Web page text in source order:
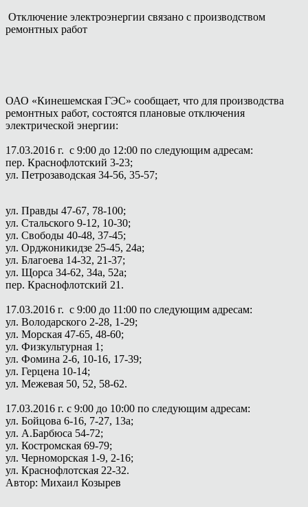
Отключение электроэнергии связано с производством
ремонтных работ
ОАО «Кинешемская ГЭС» сообщает, что для производства
ремонтных работ, состоятся плановые отключения
электрической энергии:
17.03.2016 г. с 9:00 до 12:00 по следующим адресам:
пер. Краснофлотский 3-23;
ул. Петрозаводская 34-56, 35-57;
ул. Правды 47-67, 78-100;
ул. Стальского 9-12, 10-30;
ул. Свободы 40-48, 37-45;
ул. Орджоникидзе 25-45, 24а;
ул. Благоева 14-32, 21-37;
ул. Щорса 34-62, 34а, 52а;
пер. Краснофлотский 21.
17.03.2016 г. с 9:00 до 11:00 по следующим адресам:
ул. Володарского 2-28, 1-29;
ул. Морская 47-65, 48-60;
ул. Физкультурная 1;
ул. Фомина 2-6, 10-16, 17-39;
ул. Герцена 10-14;
ул. Межевая 50, 52, 58-62.
17.03.2016 г. с 9:00 до 10:00 по следующим адресам:
ул. Бойцова 6-16, 7-27, 13а;
ул. А.Барбюса 54-72;
ул. Костромская 69-79;
ул. Черноморская 1-9, 2-16;
ул. Краснофлотская 22-32.
Автор: Михаил Козырев